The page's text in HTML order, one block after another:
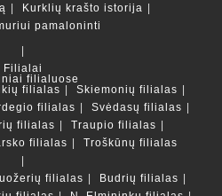
Kurklių krašto istorija
pamaloninti
Filialai
filialuose
filialas
Skiemonių filialas
filialas
Svėdasų filialas
filialas
Traupio filialas
filialas Troškūnų filialas
filialas
Budrių filialas